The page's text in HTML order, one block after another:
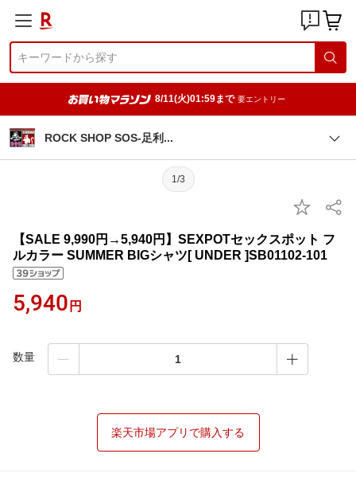
8/11(火)01:59まで 要エントリー
ROCK SHOP SOS-足利
1/3
【SALE 9,990円→5,940円】SEXPOTセックスポット フ
ルカラー SUMMER BIGシャツ[ UNDER ]SB01102-101
5,940 円
数量
楽天市場アプリで購入する